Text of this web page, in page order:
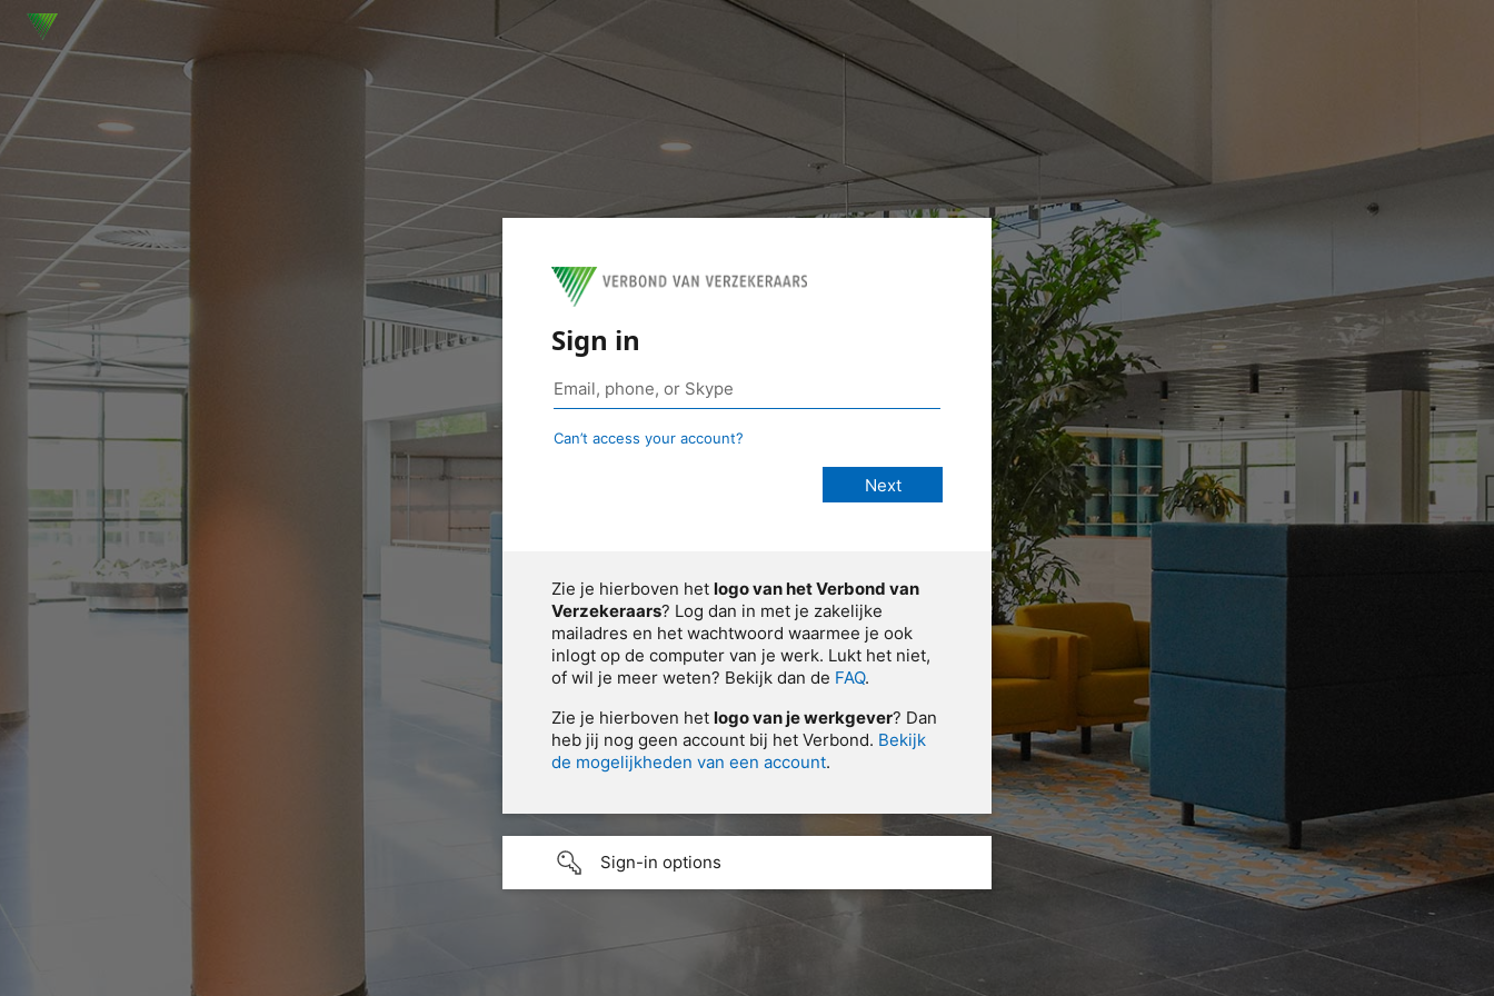
Sign in
Can’t access your account?
Zie je hierboven het logo van het Verbond van
Verzekeraars? Log dan in met je zakelijke
mailadres en het wachtwoord waarmee je ook
inlogt op de computer van je werk. Lukt het niet,
of wil je meer weten? Bekijk dan de FAQ.
Zie je hierboven het logo van je werkgever? Dan
heb jij nog geen account bij het Verbond. Bekijk
de mogelijkheden van een account.
Sign-in options